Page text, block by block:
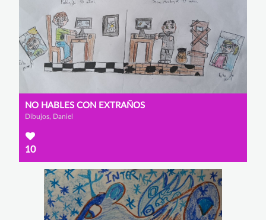
NO HABLES CON EXTRAÑOS
Dibujos, Daniel
10